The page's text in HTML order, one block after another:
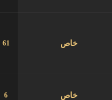
خاص 61
خاص 6